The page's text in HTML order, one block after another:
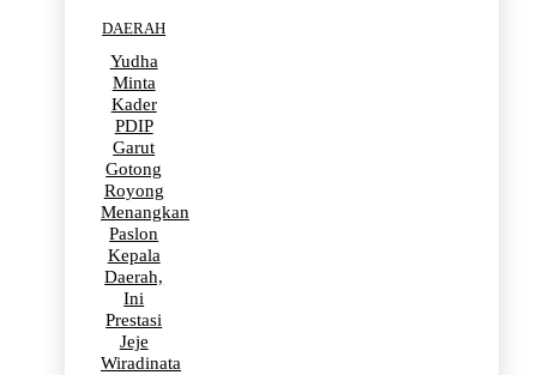
DAERAH
Yudha
Minta
Kader
PDIP
Garut
Gotong
Royong
Menangkan
Paslon
Kepala
Daerah,
Ini
Prestasi
Jeje
Wiradinata